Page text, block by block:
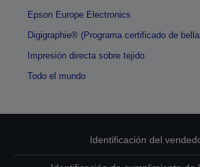
Epson Europe Electronics
Digigraphie® (Programa certificado de
Impresión directa sobre tejido
Todo el mundo
Identificación del